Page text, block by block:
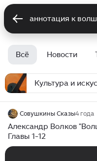
Всё Новости
Культура и
Совушкины Сказы4 года
Александр Волков
Главы 1-12